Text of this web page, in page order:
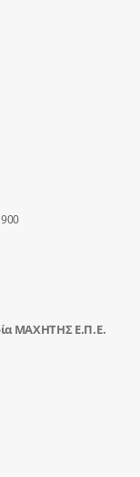
ΜΑΧΗΤΗΣ Ε.Π.Ε.